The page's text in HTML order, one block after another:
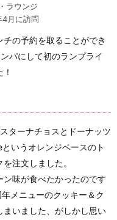
ラウンジ
月に訪問
の予約を取ることができ
パにして初のランプライ
ターナチョスとドーナッツ
いうオレンジベースのト
注文しました。
ン味が食べたかったのです
メニューのクッキー＆ク
まいました、がしかし思い